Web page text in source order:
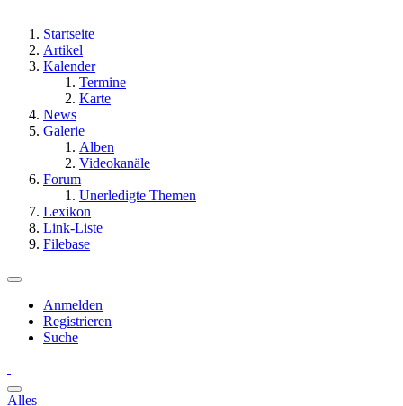
Startseite
Artikel
Kalender
Termine
Karte
News
Galerie
Alben
Videokanäle
Forum
Unerledigte Themen
Lexikon
Link-Liste
Filebase
Anmelden
Registrieren
Suche
Alles